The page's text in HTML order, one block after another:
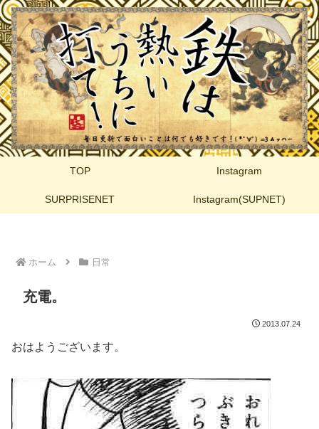
TOP Instagram
SURPRISENET Instagram(SUPNET)
ホーム 日常
充電。
2013.07.24
おはようございます。